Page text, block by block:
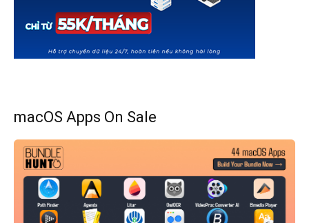
macOS Apps On Sale